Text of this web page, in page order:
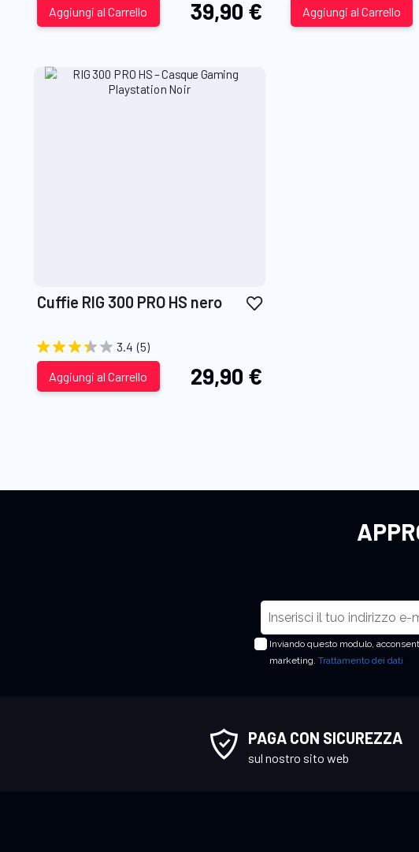
39,90 €
Aggiungi al Carrello Aggiungi al Carrello
Cuffie RIG 300 PRO HS nero
Aggiungi
3.4 (5)
29,90 €
Aggiungi al Carrello
s
c
t
i
Inviando questo modulo,
marketing. Trattamento dei dati
PAGA CON SICUREZZA
sul nostro sito web